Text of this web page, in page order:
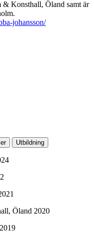
Konsthall, Öland samt är
johansson/
Utbildning
Öland 2020